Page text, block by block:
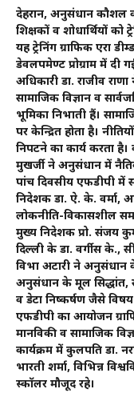
देहरादून, अनुसंधान कौशल
शिक्षकों व शोधार्थियों को
यह ट्रेनिंग ग्राफिक एरा
डेवलपमेण्ट प्रोग्राम में
अधिकारी डा. राजीव
सामाजिक विज्ञान व
भूमिका निभाती हैं।
पर केन्द्रित होता है।
निपटने का कार्य करता है।
मुखर्जी ने अनुसंधान में
पांच दिवसीय एफडीपी में
निदेशक डा. ऐ. के. वर्मा,
लोकनीति-विकासशील
मुख्य निदेशक प्रो. संजय
दिल्ली के डा. वर्गीस के.,
विभा अटारी ने अनुसंधान
अनुसंधान के मूल सिद्धांत,
व डेटा निष्कर्षण जैसे
एफडीपी का आयोजन
मानविकी व सामाजिक
कार्यक्रम में कुलपति डा.
भारती शर्मा, विभिन्न
स्काॅलर मौजूद रहे।